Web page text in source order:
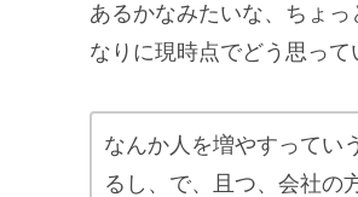
あるかなみたいな、ちょ
なりに現時点でどう思って
なんか人を増やすってい
るし、で、且つ、会社の